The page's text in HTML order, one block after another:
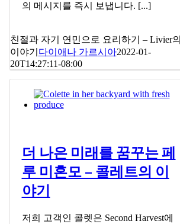
의 메시지를 즉시 보냅니다. [...]
친절과 자기 연민으로 요리하기 – Livier의
이야기 다이애나 가르시아2022-01-
20T14:27:11-08:00
더 나은 미래를 꿈꾸는 페
루 미혼모 – 콜레트의 이
야기
저희 고객인 콜렛은 Second Harvest에